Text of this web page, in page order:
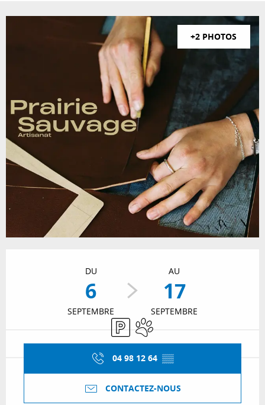
+2 PHOTOS
DU
6
SEPTEMBRE
AU
17
SEPTEMBRE
ParkingAnimaux acceptés
04 98 12 64 ▒▒
CONTACTEZ-NOUS